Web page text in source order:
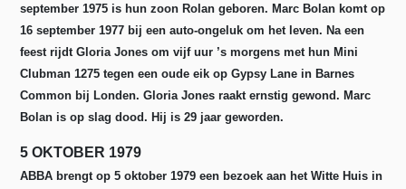
september 1975 is hun zoon Rolan geboren. Marc Bolan komt op
16 september 1977 bij een auto-ongeluk om het leven. Na een
feest rijdt Gloria Jones om vijf uur ’s morgens met hun Mini
Clubman 1275 tegen een oude eik op Gypsy Lane in Barnes
Common bij Londen. Gloria Jones raakt ernstig gewond. Marc
Bolan is op slag dood. Hij is 29 jaar geworden.
5 OKTOBER 1979
ABBA brengt op 5 oktober 1979 een bezoek aan het Witte Huis in